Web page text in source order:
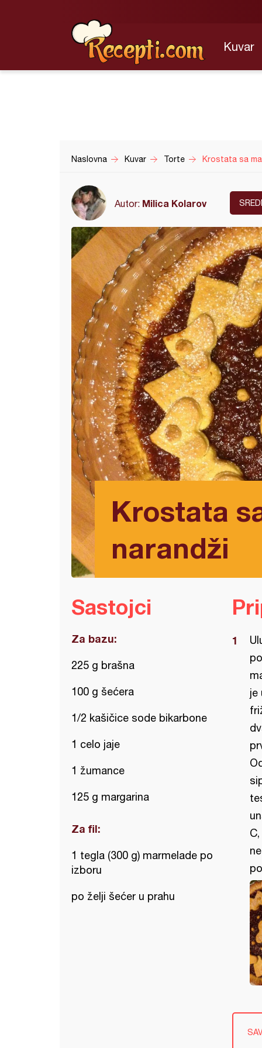
Kuvar
Naslovna Kuvar Torte Krostata sa
Autor: Milica Kolarov
Krostata
narandži
Sastojci
Za bazu:
225 g brašna
100 g šećera
1/2 kašičice sode bikarbone
1 celo jaje
1 žumance
125 g margarina
Za fil:
1 tegla (300 g) marmelade po
izboru
po želji šećer u prahu
je